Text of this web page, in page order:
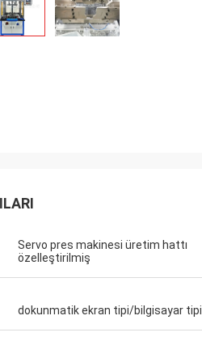
Servo pres makinesi üretim hattı
özelleştirilmiş
dokunmatik ekran tipi/bilgisayar tipi